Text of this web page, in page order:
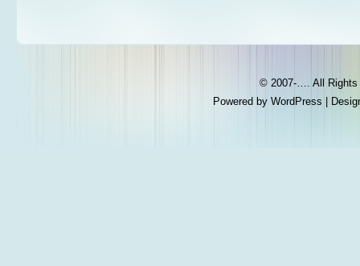
© 2007-…. All
Powered by WordPress |